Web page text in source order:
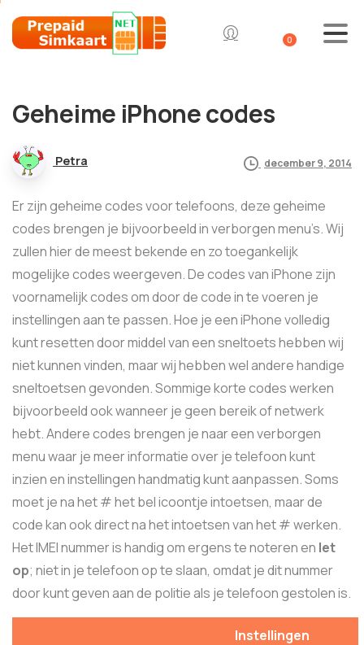
0
Geheime iPhone codes
Petra december 9, 2014
Er zijn geheime codes voor telefoons, deze geheime
codes brengen je bijvoorbeeld in verborgen menu’s. Wij
zullen hier de meest bekende en zo toegankelijk
mogelijke codes weergeven. De codes van iPhone zijn
voornamelijk codes om door de code in te voeren je
instellingen aan te passen. Hoe je een iPhone volledig
kunt resetten door middel van een sneltoets hebben wij
niet kunnen vinden, maar wij hebben wel andere handige
sneltoetsen gevonden. Sommige korte codes werken
bijvoorbeeld ook wanneer je geen bereik of netwerk
hebt. Andere codes brengen je naar een verborgen
menu waar je meer informatie over je telefoon kunt
inzien en instellingen handmatig kunt aanpassen. Soms
moet je na het # het bel icoontje intoetsen, maar de
code kan ook direct na het intoetsen van het # werken.
Het IMEI nummer is handig om ergens te noteren en let
op; niet in je telefoon op te slaan, omdat je dit nummer
door kunt geven aan de politie als je telefoon gestolen is.
Instellingen